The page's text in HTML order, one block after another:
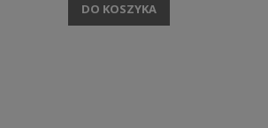
DO KOSZYKA